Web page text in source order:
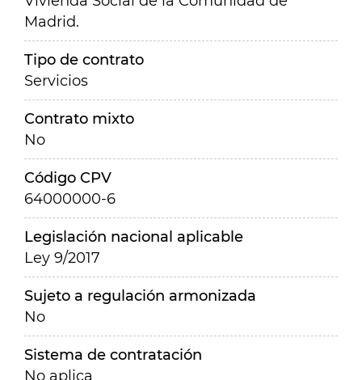
Madrid.
Tipo de contrato
Servicios
Contrato mixto
No
Código CPV
64000000-6
Legislación nacional aplicable
Ley 9/2017
Sujeto a regulación armonizada
No
Sistema de contratación
No aplica